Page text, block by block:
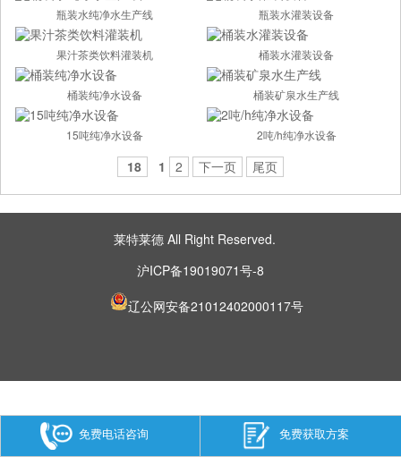
瓶装水纯净水生产线 瓶装水灌装设备
果汁茶类饮料灌装机 桶装水灌装设备
桶装纯净水设备 桶装矿泉水生产线
15吨纯净水设备 2吨/h纯净水设备
18 1 2 下一页 尾页
莱特莱德 All Right Reserved.
沪ICP备19019071号-8
辽公网安备21012402000117号
免费电话咨询 免费获取方案